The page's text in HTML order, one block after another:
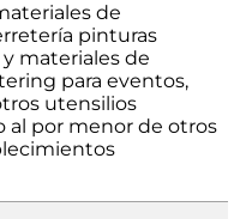
de
pinturas
materiales de
para eventos,
utensilios
al por menor de otros